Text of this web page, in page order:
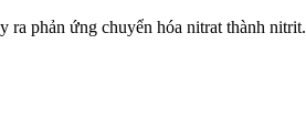
phản ứng chuyển hóa nitrat thành nitrit.